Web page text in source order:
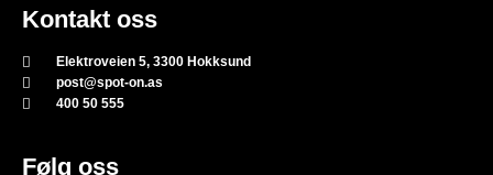
Kontakt oss
Elektroveien 5, 3300 Hokksund
post@spot-on.as
400 50 555
Følg oss